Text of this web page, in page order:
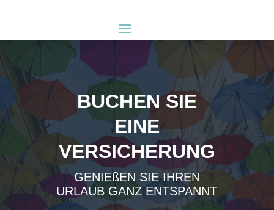
BUCHEN SIE
EINE
VERSICHERUNG
GENIEßEN SIE IHREN
URLAUB GANZ ENTSPANNT